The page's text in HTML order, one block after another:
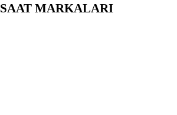
SAAT MARKALARI